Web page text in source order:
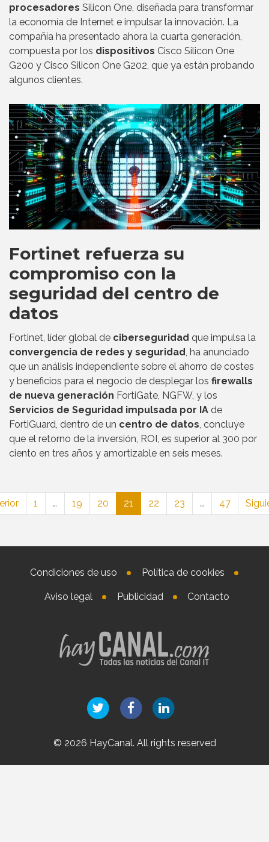
procesadores Silicon One, diseñada para transformar
la economía de Internet e impulsar la innovación. La
compañía ha presentado ahora la cuarta generación,
compuesta por los dispositivos Cisco Silicon One
G200 y Cisco Silicon One G202, que ya están probando
algunos clientes.
Fortinet refuerza su
compromiso con la
seguridad del centro de
datos
Fortinet, líder global de ciberseguridad que impulsa la
convergencia de redes y seguridad, ha anunciado
que un análisis independiente sobre el ahorro de costes
y beneficios para el negocio de desplegar los firewalls
de nueva generación FortiGate, NGFW, y los
Servicios de Seguridad impulsada por IA de
FortiGuard, dentro de un centro de datos, concluye
que el retorno de la inversión, ROI, es superior al 300 por
ciento en tres años y amortizable en seis meses.
1 … 19 20 21 22 23 … 47
Condiciones de uso Política de cookies
Aviso legal Publicidad Contacto
© 2026 HayCanal. All rights reserved